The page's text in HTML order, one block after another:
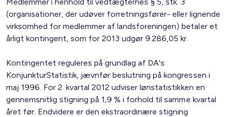
(organisationer, der udøver forretningsfører- eller lignende
virksomhed for medlemmer af landsforeningen) betaler et
årligt kontingent, som for 2013 udgør 9.286,05 kr.
Kontingentet reguleres på grundlag af DA's
KonjunkturStatistik, jævnfør beslutning på kongressen i
maj 1996. For 2. kvartal 2012 udviser lønstatistikken en
gennemsnitlig stigning på 1,9 % i forhold til samme kvartal
året før. Endvidere er den ekstraordinære stigning